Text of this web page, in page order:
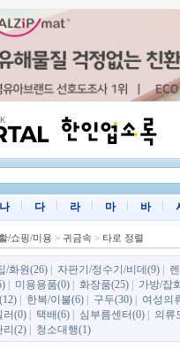
나 다 라 마 바
/쇼핑/미용 > 귀금속 > 타로 정렬
/화원(26) 자판기/정수기/비데(9)
미용용품(0) 화장품(25) 가방/잡
한복/이불(6) 구두(30) 여성의
러(0) 택배(6) 심부름센터(0) 의류
리(2) 청소대행(1)